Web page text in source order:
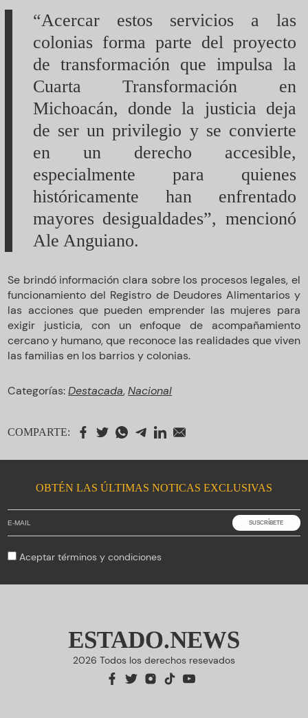
“Acercar estos servicios a las
colonias forma parte del proyecto
de transformación que impulsa la
Cuarta Transformación en
Michoacán, donde la justicia deja
de ser un privilegio y se convierte
en un derecho accesible,
especialmente para quienes
históricamente han enfrentado
mayores desigualdades”, mencionó
Ale Anguiano.
Se brindó información clara sobre los procesos legales, el
funcionamiento del Registro de Deudores Alimentarios y
las acciones que pueden emprender las mujeres para
exigir justicia, con un enfoque de acompañamiento
cercano y humano, que reconoce las realidades que viven
las familias en los barrios y colonias.
Categorías:Destacada,Nacional
COMPARTE:
OBTÉN LAS ÚLTIMAS NOTICAS EXCLUSIVAS
Aceptartérminos y condiciones
ESTADO.NEWS
2026 Todos los derechos resevados